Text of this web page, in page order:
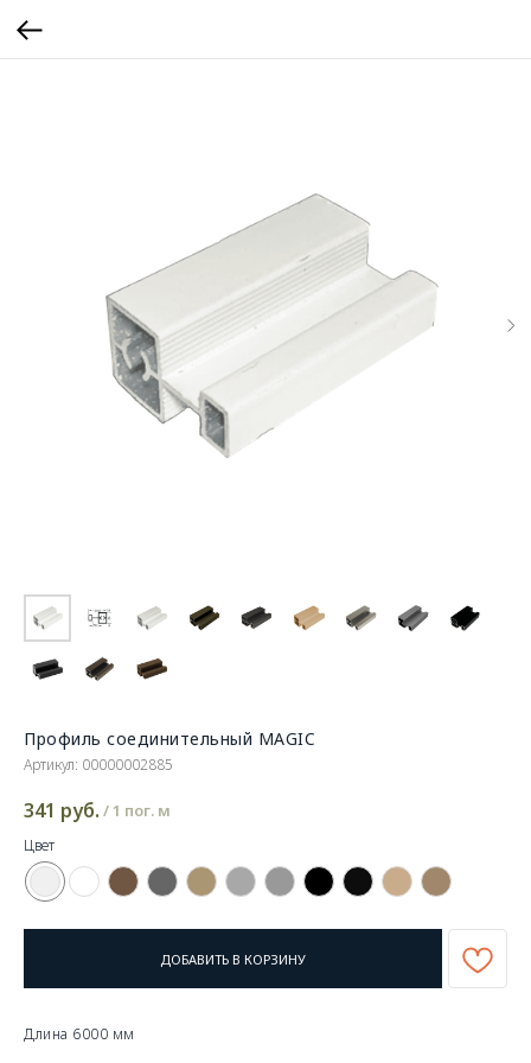
Профиль соединительный MAGIC
Артикул: 00000002885
341 руб. /1 пог. м
Цвет
ДОБАВИТЬ В КОРЗИНУ
Длина 6000 мм